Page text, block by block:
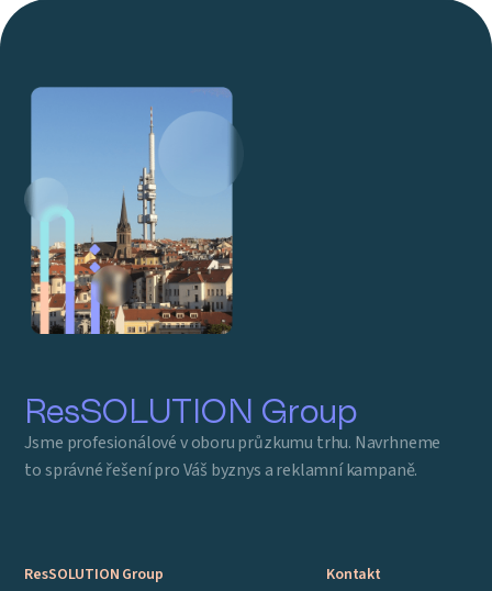
ResSOLUTION Group
Jsme profesionálové v oboru průzkumu trhu. Navrhneme
to správné řešení pro Váš byznys a reklamní kampaně.
ResSOLUTION Group
Kontakt